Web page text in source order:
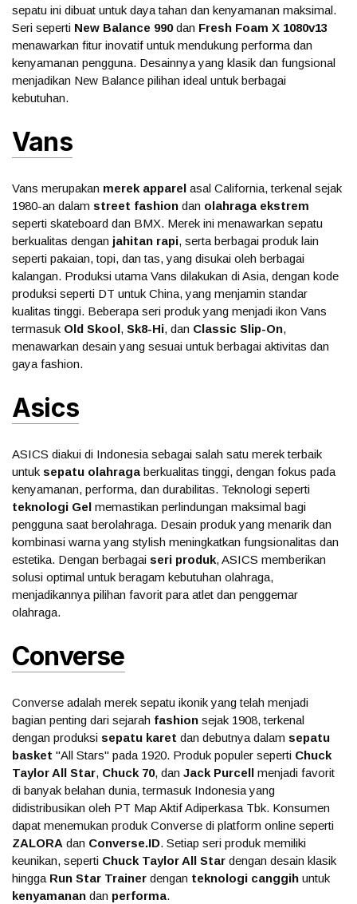
sepatu ini dibuat untuk daya tahan dan kenyamanan maksimal.
Seri seperti New Balance 990dan Fresh Foam X 1080v13
menawarkan fitur inovatif untuk mendukung performa dan
kenyamanan pengguna. Desainnya yang klasik dan fungsional
menjadikan New Balance pilihan ideal untuk berbagai
kebutuhan.
Vans
Vans merupakan merek apparel asal California, terkenal sejak
1980-an dalam street fashion dan olahraga ekstrem
seperti skateboard dan BMX. Merek ini menawarkan sepatu
berkualitas dengan jahitan rapi, serta berbagai produk lain
seperti pakaian, topi, dan tas, yang disukai oleh berbagai
kalangan. Produksi utama Vans dilakukan di Asia, dengan kode
produksi seperti DT untuk China, yang menjamin standar
kualitas tinggi. Beberapa seri produk yang menjadi ikon Vans
termasuk Old Skool, Sk8-Hi, dan Classic Slip-On,
menawarkan desain yang sesuai untuk berbagai aktivitas dan
gaya fashion.
Asics
ASICS diakui di Indonesia sebagai salah satu merek terbaik
untuk sepatu olahraga berkualitas tinggi, dengan fokus pada
kenyamanan, performa, dan durabilitas. Teknologi seperti
teknologi Gel memastikan perlindungan maksimal bagi
pengguna saat berolahraga. Desain produk yang menarik dan
kombinasi warna yang stylish meningkatkan fungsionalitas dan
estetika. Dengan berbagai seri produk, ASICS memberikan
solusi optimal untuk beragam kebutuhan olahraga,
menjadikannya pilihan favorit para atlet dan penggemar
olahraga.
Converse
Converse adalah merek sepatu ikonik yang telah menjadi
bagian penting dari sejarah fashion sejak 1908, terkenal
dengan produksi sepatu karet dan debutnya dalam sepatu
basket "All Stars" pada 1920. Produk populer seperti Chuck
Taylor All Star, Chuck 70, dan Jack Purcell menjadi favorit
di banyak belahan dunia, termasuk Indonesia yang
didistribusikan oleh PT Map Aktif Adiperkasa Tbk. Konsumen
dapat menemukan produk Converse di platform online seperti
ZALORA dan Converse.ID. Setiap seri produk memiliki
keunikan, seperti Chuck Taylor All Star dengan desain klasik
hingga Run Star Trainer dengan teknologi canggih untuk
kenyamanan dan performa.